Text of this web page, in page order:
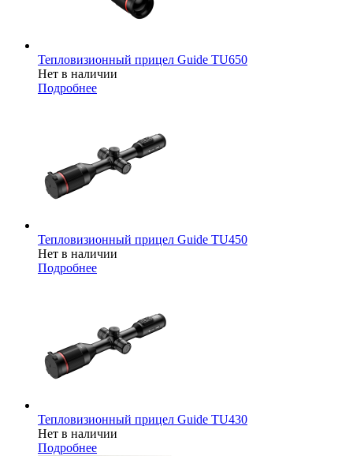
Тепловизионный прицел Guide TU650
Нет в наличии
Подробнее
Тепловизионный прицел Guide TU450
Нет в наличии
Подробнее
Тепловизионный прицел Guide TU430
Нет в наличии
Подробнее